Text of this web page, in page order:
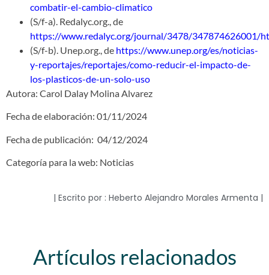
combatir-el-cambio-climatico
(S/f-a). Redalyc.org., de
https://www.redalyc.org/journal/3478/347874626001/
(S/f-b). Unep.org., de https://www.unep.org/es/noticias-
y-reportajes/reportajes/como-reducir-el-impacto-de-
los-plasticos-de-un-solo-uso
Autora: Carol Dalay Molina Alvarez
Fecha de elaboración: 01/11/2024
Fecha de publicación: 04/12/2024
Categoría para la web: Noticias
| Escrito por : Heberto Alejandro Morales Armenta |
Artículos relacionados